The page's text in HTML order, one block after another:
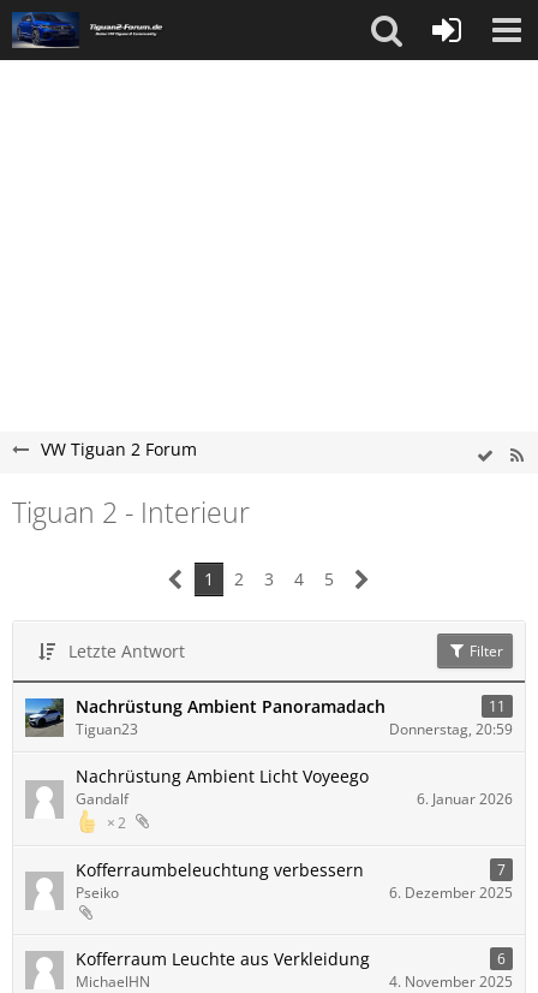
VW Tiguan 2 Forum
Tiguan 2 - Interieur
1 2 3 4 5
Letzte Antwort Filter
Nachrüstung Ambient Panoramadach
11
Tiguan23
Donnerstag, 20:59
Nachrüstung Ambient Licht Voyeego
2
Gandalf 6. Januar 2026
Kofferraumbeleuchtung verbessern
7
Pseiko
6. Dezember 2025
Kofferraum Leuchte aus Verkleidung
6
MichaelHN
4. November 2025